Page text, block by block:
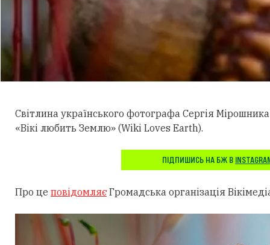
Світлина українського фотографа Сергія
«Вікі любить Землю» (Wiki Loves Earth).
ПІДПИШИСЬ НА БЖ В
Про це повідомляєГромадська організація